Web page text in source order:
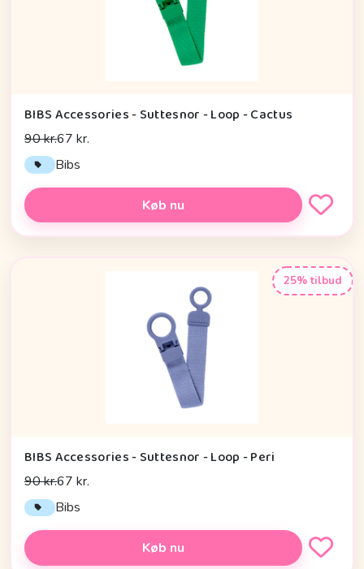
BIBS Accessories - Suttesnor - Loop - Cactus
90 kr.67 kr.
Bibs
Køb nu
25% tilbud
BIBS Accessories - Suttesnor - Loop - Peri
90 kr.67 kr.
Bibs
Køb nu